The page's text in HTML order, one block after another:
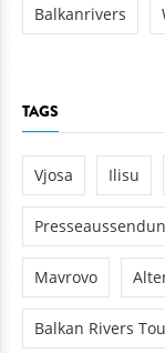
Balkanrivers
TAGS
Vjosa Ilisu
Mavrovo
Balkan Rivers